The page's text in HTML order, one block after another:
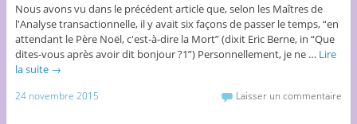
Nous avons vu dans le précédent article que, selon les Maîtres de
l'Analyse transactionnelle, il y avait six façons de passer le temps, “en
attendant le Père Noël, c'est-à-dire la Mort” (dixit Eric Berne, in “Que
dites-vous après avoir dit bonjour ?1”) Personnellement, je ne … Lire
la suite →
24 novembre 2015 Laisser un commentaire